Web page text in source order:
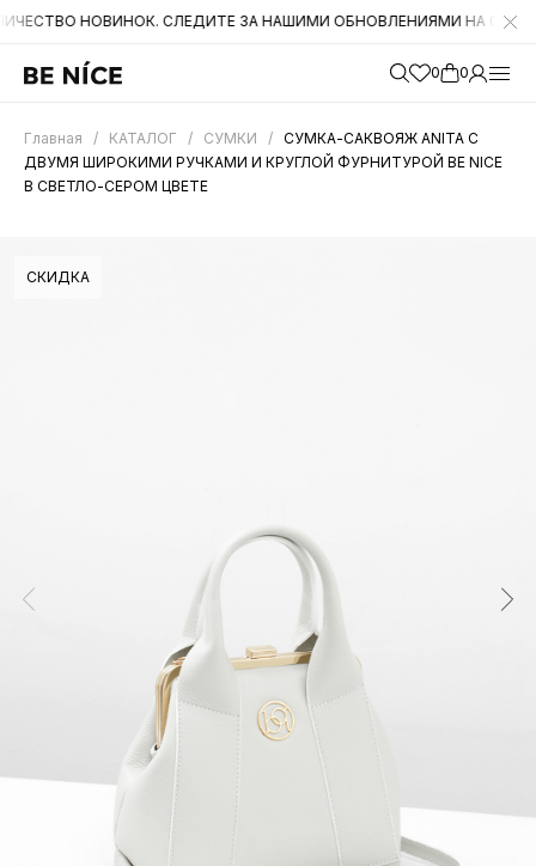
НОВИНОК. СЛЕДИТЕ ЗА НАШИМИ ОБНОВЛЕНИЯМИ НА САЙТЕ. А
0 0
Главная / КАТАЛОГ / СУМКИ / СУМКА-САКВОЯЖ ANITA С
ДВУМЯ ШИРОКИМИ РУЧКАМИ И КРУГЛОЙ ФУРНИТУРОЙ BE NICE
В СВЕТЛО-СЕРОМ ЦВЕТЕ
СКИДКА